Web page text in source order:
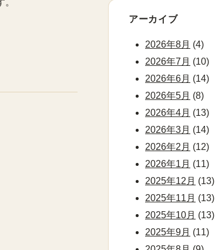
アーカイブ
2026年8月 (4)
2026年7月 (10)
2026年6月 (14)
2026年5月 (8)
2026年4月 (13)
2026年3月 (14)
2026年2月 (12)
2026年1月 (11)
2025年12月 (13)
2025年11月 (13)
2025年10月 (13)
2025年9月 (11)